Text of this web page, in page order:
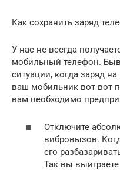
Как сохранить заряд
У нас не всегда
мобильный телефон.
ситуации, когда заряд
ваш мобильник вот-вот
вам необходимо
Отключите
вибровызов.
его
Так вы